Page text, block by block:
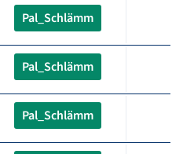
Pal_Schlämm
Pal_Schlämm
Pal_Schlämm